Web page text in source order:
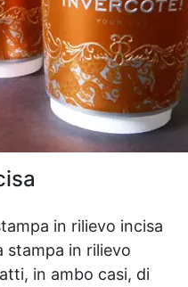
in rilievo incisa
stampa in rilievo
in ambo casi, di